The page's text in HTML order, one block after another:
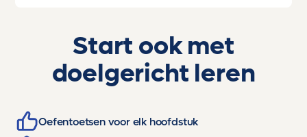
Start ook met
doelgericht leren
Oefentoetsen voor elk hoofdstuk